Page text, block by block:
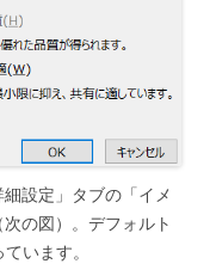
設定」タブの「イメ
の図）。デフォルト
います。